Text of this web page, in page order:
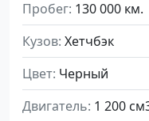
Пробег 130 000 км.
Кузов Хетчбэк
Цвет Черный
Двигатель 1 200